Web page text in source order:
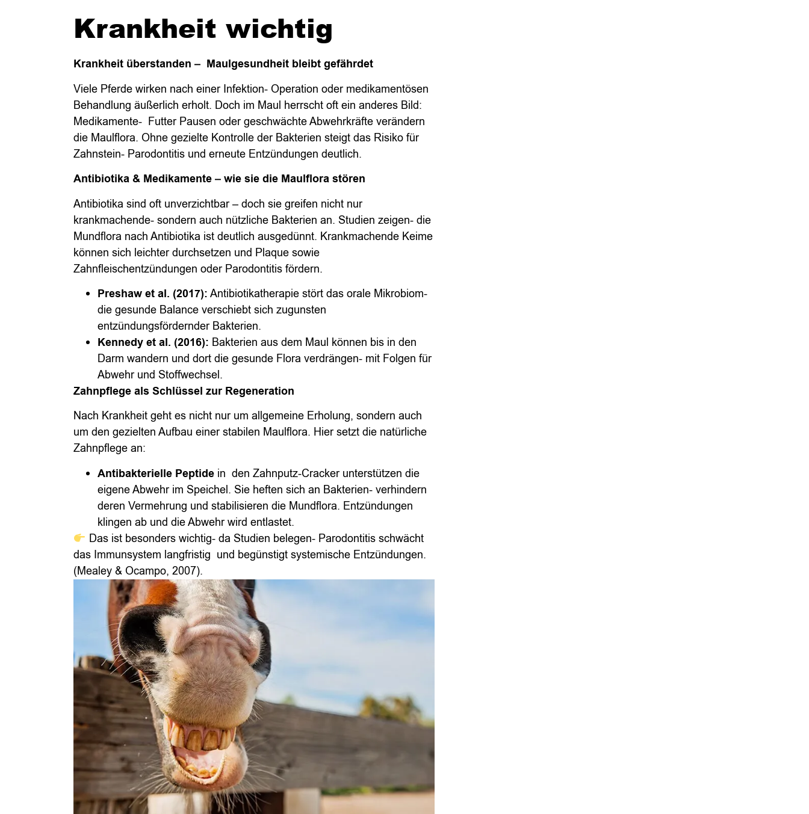
Krankheit wichtig
Krankheit überstanden – Maulgesundheit bleibt gefährdet
Viele Pferde wirken nach einer Infektion- Operation oder medikamentösen
Behandlung äußerlich erholt. Doch im Maul herrscht oft ein anderes Bild:
Medikamente- Futter Pausen oder geschwächte Abwehrkräfte verändern
die Maulflora. Ohne gezielte Kontrolle der Bakterien steigt das Risiko für
Zahnstein- Parodontitis und erneute Entzündungen deutlich.
Antibiotika & Medikamente – wie sie die Maulflora stören
Antibiotika sind oft unverzichtbar – doch sie greifen nicht nur
krankmachende- sondern auch nützliche Bakterien an. Studien zeigen- die
Mundflora nach Antibiotika ist deutlich ausgedünnt. Krankmachende Keime
können sich leichter durchsetzen und Plaque sowie
Zahnfleischentzündungen oder Parodontitis fördern.
Preshaw et al. (2017): Antibiotikatherapie stört das orale Mikrobiom-
die gesunde Balance verschiebt sich zugunsten
entzündungsfördernder Bakterien.
Kennedy et al. (2016): Bakterien aus dem Maul können bis in den
Darm wandern und dort die gesunde Flora verdrängen- mit Folgen für
Abwehr und Stoffwechsel.
Zahnpflege als Schlüssel zur Regeneration
Nach Krankheit geht es nicht nur um allgemeine Erholung, sondern auch
um den gezielten Aufbau einer stabilen Maulflora. Hier setzt die natürliche
Zahnpflege an:
Antibakterielle Peptide in den Zahnputz-Cracker unterstützen die
eigene Abwehr im Speichel. Sie heften sich an Bakterien- verhindern
deren Vermehrung und stabilisieren die Mundflora. Entzündungen
klingen ab und die Abwehr wird entlastet.
Das ist besonders wichtig- da Studien belegen- Parodontitis schwächt
das Immunsystem langfristig und begünstigt systemische Entzündungen.
(Mealey & Ocampo, 2007).